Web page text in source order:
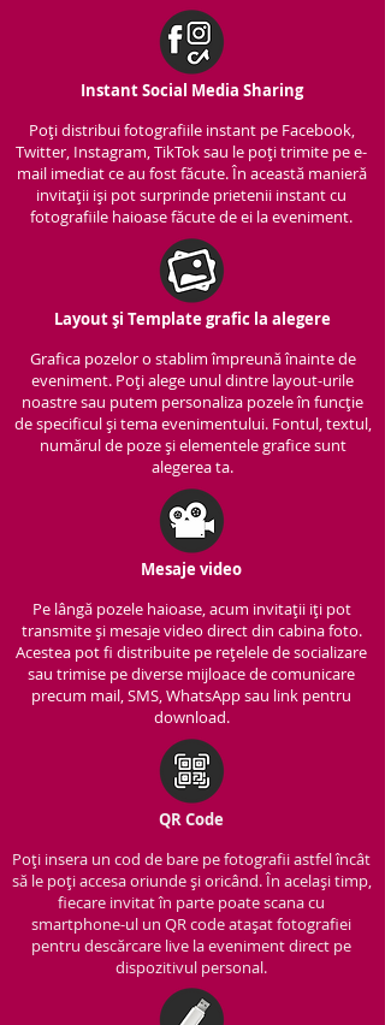
Instant Social Media Sharing
Poți distribui fotografiile instant pe Facebook,
Twitter, Instagram, TikTok sau le poți trimite pe e-
mail imediat ce au fost făcute. În această manieră
invitații iși pot surprinde prietenii instant cu
fotografiile haioase făcute de ei la eveniment.
Layout și Template grafic la alegere
Grafica pozelor o stablim împreună înainte de
eveniment. Poți alege unul dintre layout-urile
noastre sau putem personaliza pozele în funcție
de specificul și tema evenimentului. Fontul, textul,
numărul de poze și elementele grafice sunt
alegerea ta.
Mesaje video
Pe lângă pozele haioase, acum invitații iți pot
transmite și mesaje video direct din cabina foto.
Acestea pot fi distribuite pe rețelele de socializare
sau trimise pe diverse mijloace de comunicare
precum mail, SMS, WhatsApp sau link pentru
download.
QR Code
Poți insera un cod de bare pe fotografii astfel încât
să le poți accesa oriunde și oricând. În același timp,
fiecare invitat în parte poate scana cu
smartphone-ul un QR code atașat fotografiei
pentru descărcare live la eveniment direct pe
dispozitivul personal.